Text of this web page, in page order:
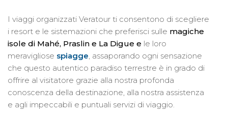
I viaggi organizzati Veratour ti consentono di scegliere
i resort e le sistemazioni che preferisci sulle magiche
isole di Mahé, Praslin e La Digue e le loro
meravigliose spiagge , assaporando ogni sensazione
che questo autentico paradiso terrestre è in grado di
offrire al visitatore grazie alla nostra profonda
conoscenza della destinazione, alla nostra assistenza
e agli impeccabili e puntuali servizi di viaggio.